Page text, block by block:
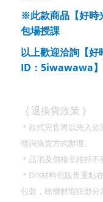
※此款商品【好時
包場授課
以上歡迎洽詢【好
ID ： 5iwawawa 】
{ 退換貨政策 }
＊款式完售將以先入
徵詢換貨方式辦理。
＊品項及價格非維持不
＊ DIY材料包販售重點
包裝，除襪材瑕疵部分